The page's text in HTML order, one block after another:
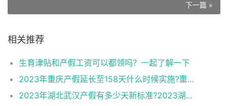
下一篇 »
相关推荐
生育津贴和产假工资可以都领吗？一起了解一下
2023年重庆产假延长至158天什么时候实施?重庆产假多少天2023新标准
2023年湖北武汉产假有多少天新标准?2023湖北武汉产假新标准